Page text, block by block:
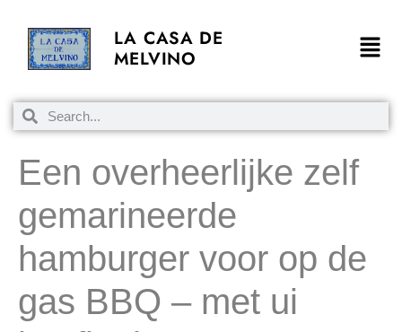
LA CASA DE
MELVINO
Een overheerlijke zelf
gemarineerde
hamburger voor op de
gas BBQ – met ui